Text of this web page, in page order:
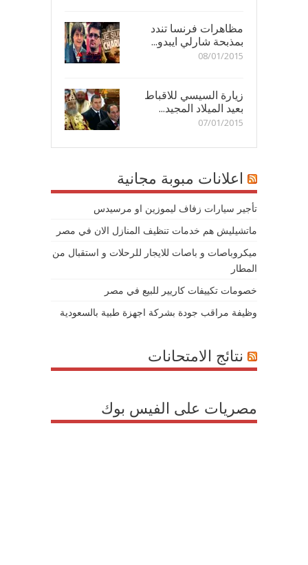
مظاهرات فرنسا تندد
بمذبحة شارلي ايبدو...
08/01/2015
زيارة السيسي للاقباط
بعيد الميلاد المجيد...
07/01/2015
اعلانات مبوبة مجانية
تأجير سيارات زفاف ليموزين او مرسيدس
ماتشيليش هم خدمات تنظيف المنازل الان في مصر
ميكروباصات و باصات للايجار للرحلات و استقبال من
المطار
خصومات تكييفات كاريير للبيع في مصر
وظيفة مراقب جودة بشركة اجهزة طبية بالسعودية
نتائج الامتحانات
مصريات على الفيس بوك